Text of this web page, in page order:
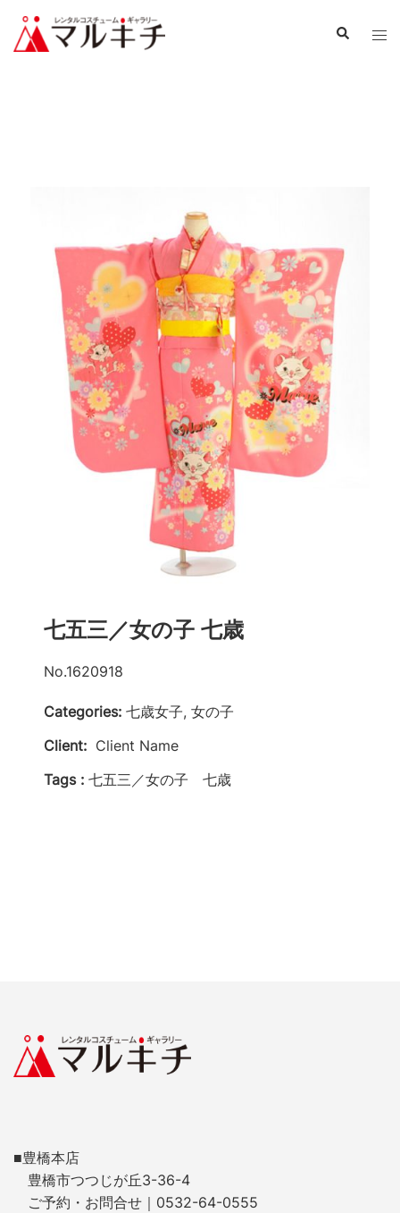
七五三／女の子 七歳
No.1620918
Categories: 七歳女子, 女の子
Client: Client Name
Tags : 七五三／女の子 七歳
■豊橋本店
豊橋市つつじが丘3-36-4
ご予約・お問合せ｜0532-64-0555